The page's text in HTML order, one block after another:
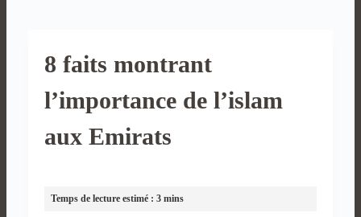
8 faits montrant
l’importance de l’islam
aux Emirats